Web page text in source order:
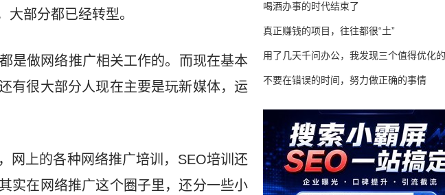
部分都已经转型。
是做网络推广相关工作的。而现在基本
有很大部分人现在主要是玩新媒体，运
网上的各种网络推广培训，SEO培训还
实在网络推广这个圈子里，还分一些小
喝酒办事的时代结束了
真正赚钱的项目，往往都很“土”
用了几天千问办公，我发现三个值得优化
不要在错误的时间，努力做正确的事情